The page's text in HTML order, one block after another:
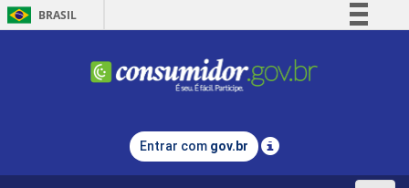
BRASIL
Comunica BR
Legislação
Entrar com gov.br